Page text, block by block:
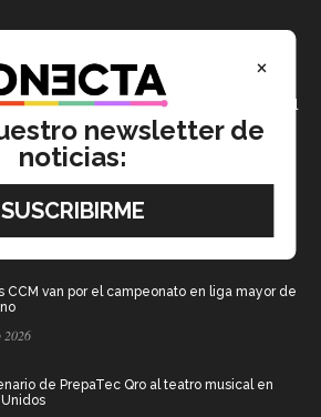
por pase olímpico en mundial de flag football
2026
México
2026
CCM van por el campeonato en liga mayor de
2026
de PrepaTec Qro al teatro musical en
×
newsletter de
noticias: